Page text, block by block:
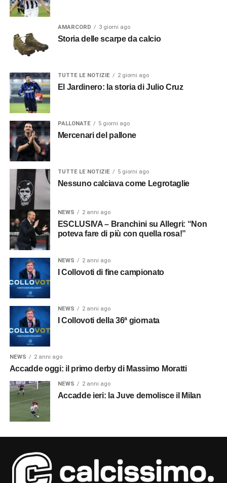
AMARCORD 3 giorni ago
Storia delle scarpe da calcio
TUTTE LE NOTIZIE 2 giorni ago
El Jardinero: la storia di Julio Cruz
PALLONATE 5 giorni ago
Mercenari del pallone
TUTTE LE NOTIZIE 5 giorni ago
Nessuno calciava come Legrotaglie
NEWS 2 anni ago
ESCLUSIVA – Branchini su Allegri: “Non
poteva fare di più con quella rosa!”
NEWS 2 anni ago
I Collovoti di fine campionato
NEWS 2 anni ago
I Collovoti della 36ª giornata
NEWS 2 anni ago
Accadde oggi: il primo derby di Massimo Moratti
NEWS 2 anni ago
Accadde ieri: la Juve demolisce il Milan